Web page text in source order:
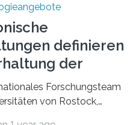
definieren
der
Forschungsteam
von Rostock,